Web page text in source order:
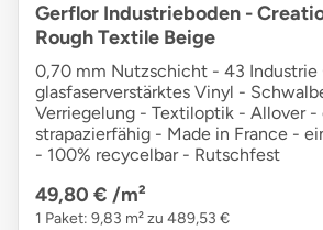
Gerflor Industrieboden -
Rough Textile Beige
0,70 mm Nutzschicht - 43 Industrie
glasfaserverstärktes Vinyl -
Verriegelung - Textiloptik - Allover -
strapazierfähig - Made in France -
- 100% recycelbar - Rutschfest
49,80 € /m²
1 Paket: 9,83 m² zu 489,53 €